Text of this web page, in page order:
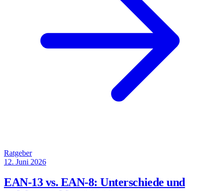
Ratgeber
12. Juni 2026
EAN-13 vs. EAN-8: Unterschiede und